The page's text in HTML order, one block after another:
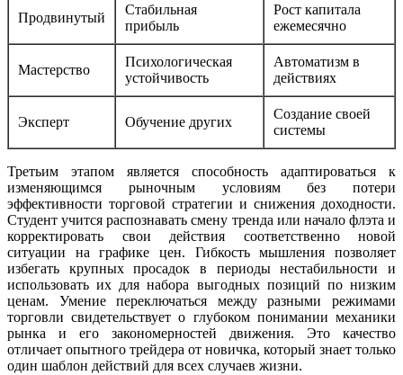
Продвинутый
Стабильная
прибыль
Рост капитала
ежемесячно
Мастерство
Психологическая
устойчивость
Автоматизм в
действиях
Эксперт Обучение других
Создание своей
системы
Третьим этапом является способность адаптироваться к
изменяющимся рыночным условиям без потери
эффективности торговой стратегии и снижения доходности.
Студент учится распознавать смену тренда или начало флэта и
корректировать свои действия соответственно новой
ситуации на графике цен. Гибкость мышления позволяет
избегать крупных просадок в периоды нестабильности и
использовать их для набора выгодных позиций по низким
ценам. Умение переключаться между разными режимами
торговли свидетельствует о глубоком понимании механики
рынка и его закономерностей движения. Это качество
отличает опытного трейдера от новичка, который знает только
один шаблон действий для всех случаев жизни.